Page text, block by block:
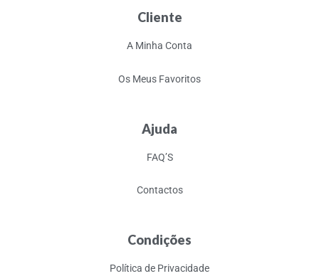
Cliente
A Minha Conta
Os Meus Favoritos
Ajuda
FAQ’S
Contactos
Condições
Política de Privacidade